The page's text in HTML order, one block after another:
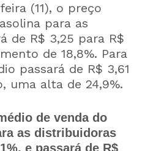
(11), o preço
para as
de R$ 3,25 para R$
de 18,8%. Para
passará de R$ 3,61
uma alta de 24,9%.
de venda do
as distribuidoras
e passará de R$